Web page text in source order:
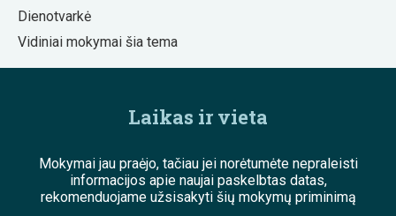
Dienotvarkė
Vidiniai mokymai šia tema
Laikas ir vieta
Mokymai jau praėjo, tačiau jei norėtumėte nepraleisti
informacijos apie naujai paskelbtas datas,
rekomenduojame užsisakyti šių mokymų priminimą